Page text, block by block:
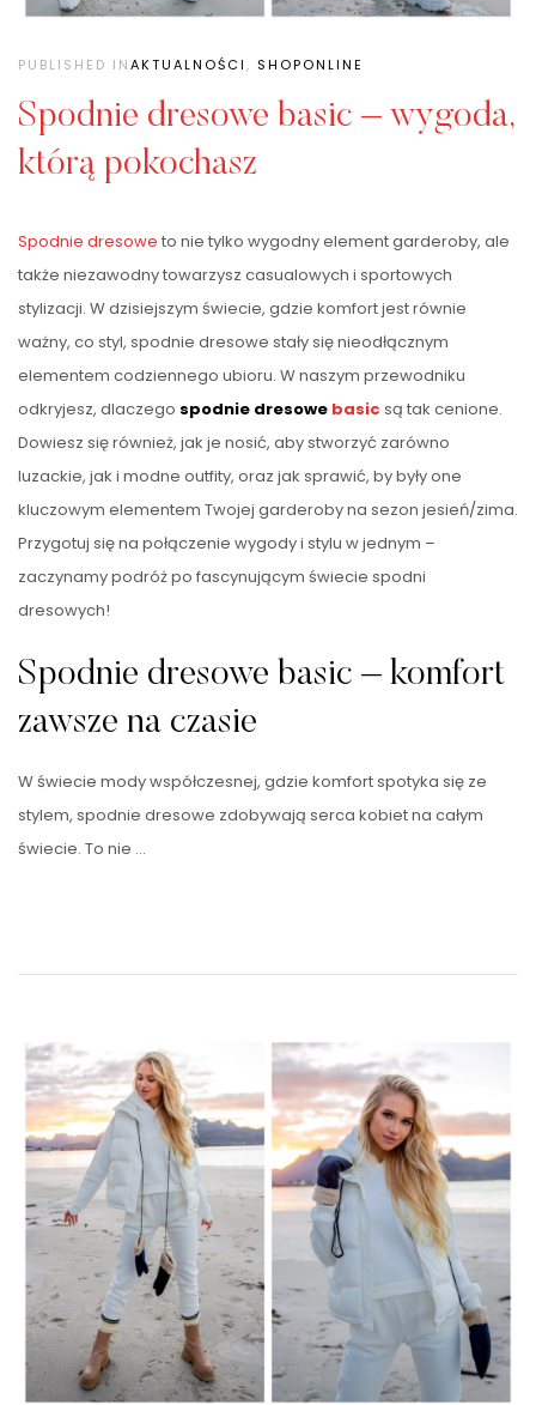
PUBLISHED INAKTUALNOŚCI, SHOPONLINE
Spodnie dresowe basic – wygoda,
którą pokochasz
Spodnie dresowe to nie tylko wygodny element garderoby, ale
także niezawodny towarzysz casualowych i sportowych
stylizacji. W dzisiejszym świecie, gdzie komfort jest równie
ważny, co styl, spodnie dresowe stały się nieodłącznym
elementem codziennego ubioru. W naszym przewodniku
odkryjesz, dlaczego spodnie dresowe basic są tak cenione.
Dowiesz się również, jak je nosić, aby stworzyć zarówno
luzackie, jak i modne outfity, oraz jak sprawić, by były one
kluczowym elementem Twojej garderoby na sezon jesień/zima.
Przygotuj się na połączenie wygody i stylu w jednym –
zaczynamy podróż po fascynującym świecie spodni
dresowych!
Spodnie dresowe basic – komfort
zawsze na czasie
W świecie mody współczesnej, gdzie komfort spotyka się ze
stylem, spodnie dresowe zdobywają serca kobiet na całym
świecie. To nie …